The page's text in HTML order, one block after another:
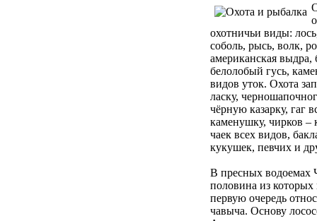
охотничьи виды:
соболь, рысь, волк,
американская выдра,
белолобый гусь,
видов уток. Охота
ласку,
чёрную казарку, гаг
каменушку, чирков –
чаек всех видов,
кукушек, певчих и
В пресных водоемах
половина из
первую очередь
чавыча. Основу